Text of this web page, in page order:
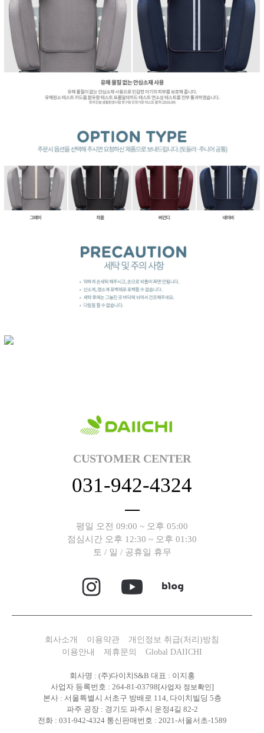
이코 라이프 하
CUSTOMER CENTER
031-942-4324
평일 오전 09:00 ~ 오후 05:00
점심시간 오후 12:30 ~ 오후 01:30
토 / 일 / 공휴일 휴무
회사소개 이용약관
개인정보 취급(처리)방침
이용안내
제휴문의 Global DAIICHI
회사명 : (주)다이치S&B 대표 : 이지홍
사업자 등록번호 : 264-81-03798 [사업자 정보확인]
본사 : 서울특별시 서초구 방배로 114, 다이치빌딩 5층
파주 공장 : 경기도 파주시 운정4길 82-2
전화 : 031-942-4324 통신판매번호 : 2021-서울서초-1589